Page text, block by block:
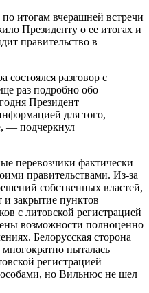
итогам вчерашней встречи
Президенту о ее итогах и
правительство в
состоялся разговор с
раз подробно обо
Президент
для того,
— подчеркнул
перевозчики фактически
правительствами. Из-за
собственных властей,
и закрытие пунктов
с литовской регистрацией
возможности полноценно
Белорусская сторона
пыталась
регистрацией
но Вильнюс не шел